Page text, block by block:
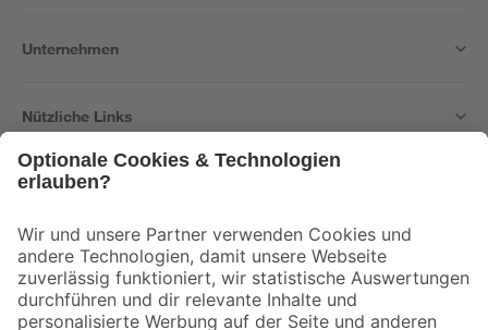
Unternehmen
Nützliche Links
Der toom Newsletter: Keine Angebote und Aktionen mehr verpassen!
Zur Newsletter Anmeldung